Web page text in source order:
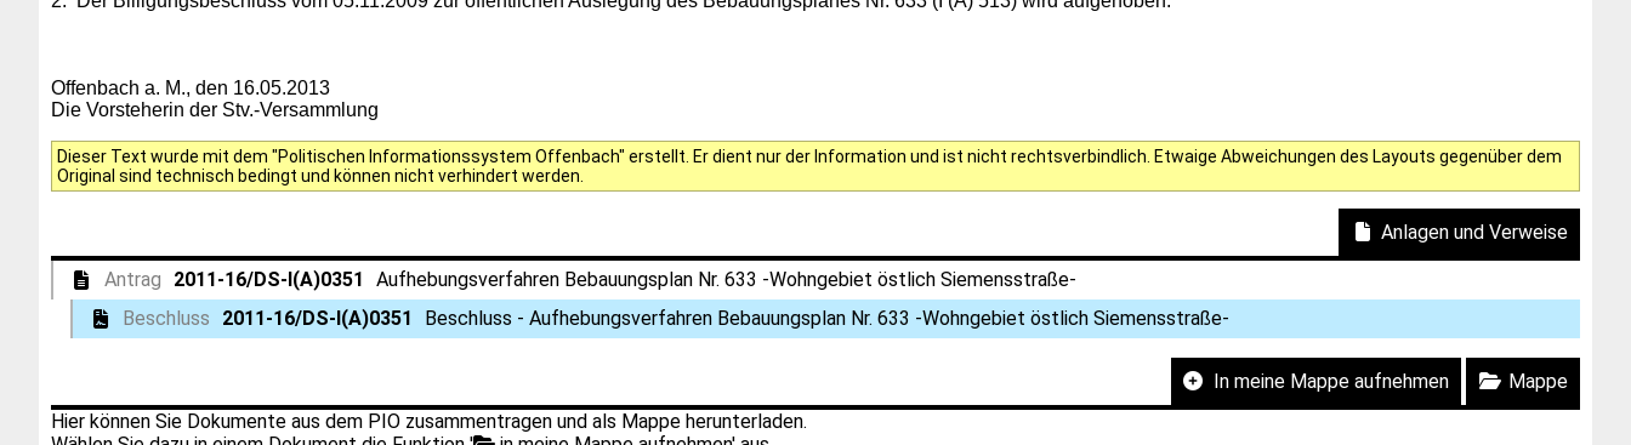
Offenbach a. M., den 16.05.2013
Die Vorsteherin der Stv.-Versammlung
Dieser Text wurde mit dem "Politischen Informationssystem Offenbach" erstellt. Er dient nur der Information und ist nicht rechtsverbindlich. Etwaige Abweichungen des Layouts gegenüber dem
Original sind technisch bedingt und können nicht verhindert werden.
Anlagen und Verweise
Antrag 2011-16/DS-I(A)0351
Aufhebungsverfahren Bebauungsplan Nr. 633 -Wohngebiet östlich Siemensstraße-
Beschluss
2011-16/DS-I(A)0351 Beschluss - Aufhebungsverfahren Bebauungsplan Nr. 633 -Wohngebiet östlich Siemensstraße-
In meine Mappe aufnehmen
Mappe
Hier können Sie Dokumente aus dem PIO zusammentragen und als Mappe herunterladen.